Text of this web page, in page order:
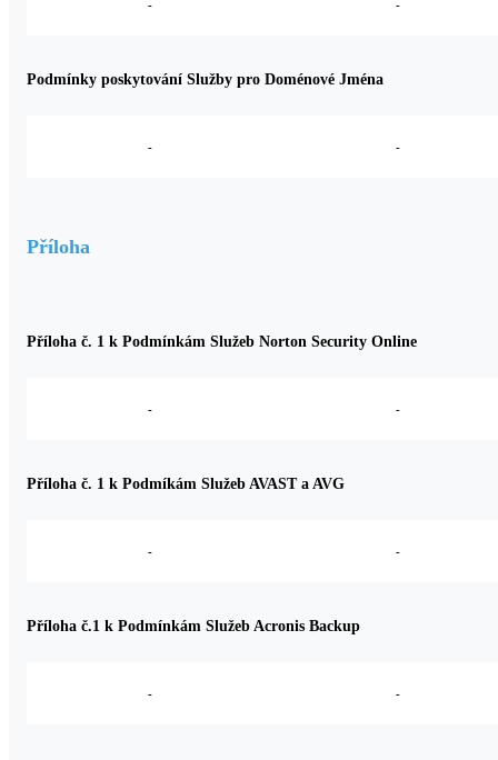
- -
Podmínky poskytování Služby pro Doménové Jména
- -
Příloha
Příloha č. 1 k Podmínkám Služeb Norton Security Online
- -
Příloha č. 1 k Podmíkám Služeb AVAST a AVG
- -
Příloha č.1 k Podmínkám Služeb Acronis Backup
- -